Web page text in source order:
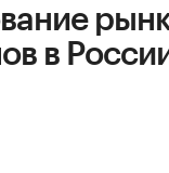
в